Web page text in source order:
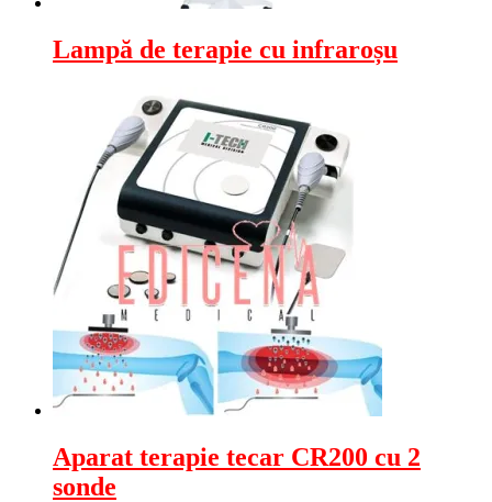
Lampă de terapie cu infraroșu
Aparat terapie tecar CR200 cu 2
sonde